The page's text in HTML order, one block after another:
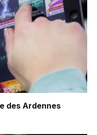
des Ardennes